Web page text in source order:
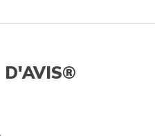
D'AVIS®